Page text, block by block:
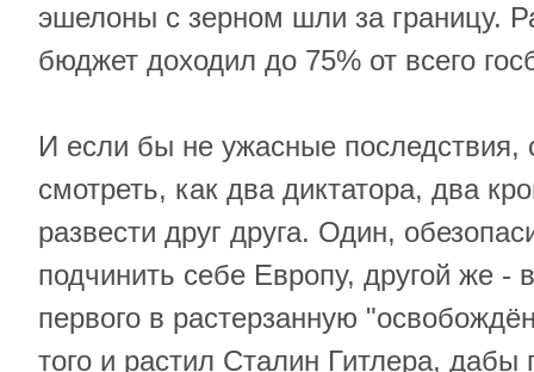
эшелоны с зерном шли за границу.
бюджет доходил до 75% от всего
И если бы не ужасные
смотреть, как два диктатора, два
развести друг друга. Один,
подчинить себе Европу, другой же -
первого в растерзанную
того и растил Сталин Гитлера, дабы